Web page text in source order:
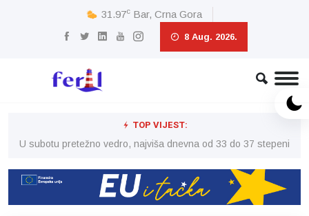
31.97c Bar, Crna Gora
8 Aug. 2026.
TOP VIJEST:
U subotu pretežno vedro, najviša dnevna od 33 do 37 stepeni